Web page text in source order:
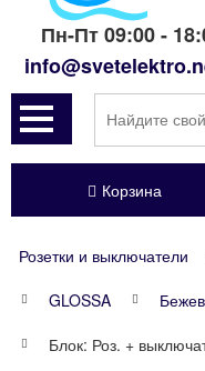
Пн-Пт 09:00 -
Корзина
Розетки и выключатели
GLOSSA
Блок: Роз. +